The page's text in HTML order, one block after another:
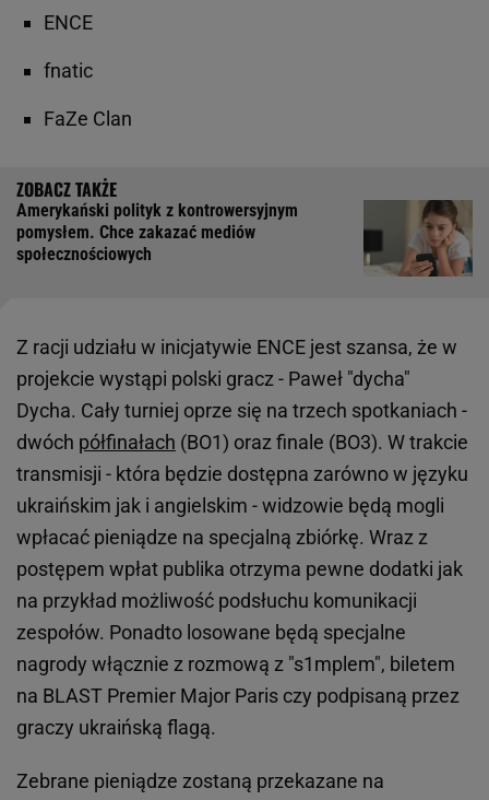
ENCE
fnatic
FaZe Clan
Amerykański polityk z kontrowersyjnym
pomysłem. Chce zakazać mediów
społecznościowych
Z racji udziału w inicjatywie ENCE jest szansa, że w
projekcie wystąpi polski gracz - Paweł "dycha"
Dycha. Cały turniej oprze się na trzech spotkaniach -
dwóch półfinałach (BO1) oraz finale (BO3). W trakcie
transmisji - która będzie dostępna zarówno w języku
ukraińskim jak i angielskim - widzowie będą mogli
wpłacać pieniądze na specjalną zbiórkę. Wraz z
postępem wpłat publika otrzyma pewne dodatki jak
na przykład możliwość podsłuchu komunikacji
zespołów. Ponadto losowane będą specjalne
nagrody włącznie z rozmową z "s1mplem", biletem
na BLAST Premier Major Paris czy podpisaną przez
graczy ukraińską flagą.
Zebrane pieniądze zostaną przekazane na